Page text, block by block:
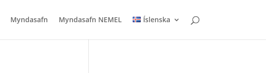
Myndasafn Myndasafn NEMEL Íslenska